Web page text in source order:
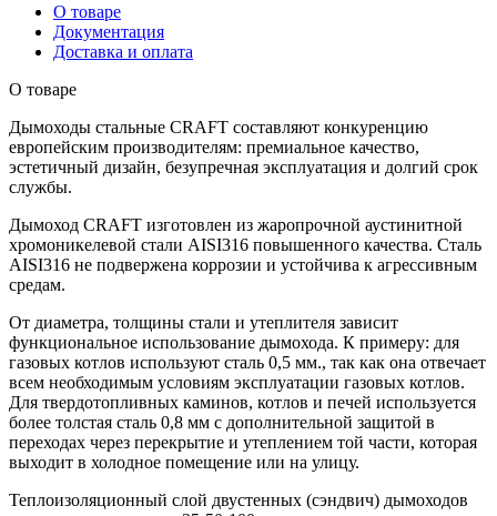
О товаре
Документация
Доставка и оплата
О товаре
Дымоходы стальные CRAFT составляют конкуренцию
европейским производителям: премиальное качество,
эстетичный дизайн, безупречная эксплуатация и долгий срок
службы.
Дымоход CRAFT изготовлен из жаропрочной аустинитной
хромоникелевой стали AISI316 повышенного качества. Сталь
AISI316 не подвержена коррозии и устойчива к агрессивным
средам.
От диаметра, толщины стали и утеплителя зависит
функциональное использование дымохода. К примеру: для
газовых котлов используют сталь 0,5 мм., так как она отвечает
всем необходимым условиям эксплуатации газовых котлов.
Для твердотопливных каминов, котлов и печей используется
более толстая сталь 0,8 мм с дополнительной защитой в
переходах через перекрытие и утеплением той части, которая
выходит в холодное помещение или на улицу.
Теплоизоляционный слой двустенных (сэндвич) дымоходов